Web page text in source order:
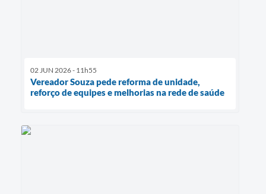
02 JUN 2026 - 11h55
Vereador Souza pede reforma de unidade,
reforço de equipes e melhorias na rede de saúde